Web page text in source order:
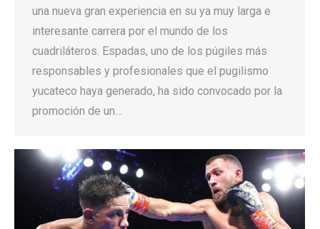
una nueva gran experiencia en su ya muy larga e
interesante carrera por el mundo de los
cuadriláteros. Espadas, uno de los púgiles más
responsables y profesionales que el pugilismo
yucateco haya generado, ha sido convocado por la
promoción de un…